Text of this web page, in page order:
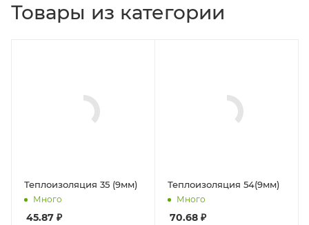
Товары из категории
Теплоизоляция 35 (9мм)
Много
45.87 ₽
Теплоизоляция 54(9мм)
Много
70.68 ₽